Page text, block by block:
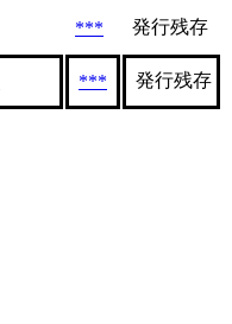
*** 発行残存
*** 発行残存